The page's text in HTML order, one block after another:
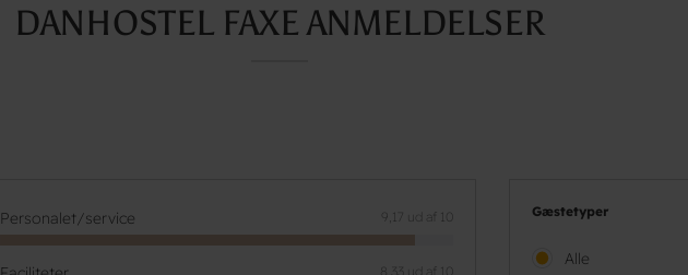
DANHOSTEL FAXE ANMELDELSER
Personalet/service 9,17 ud af 10
8,33 ud af 10
Gæstetyper
Alle